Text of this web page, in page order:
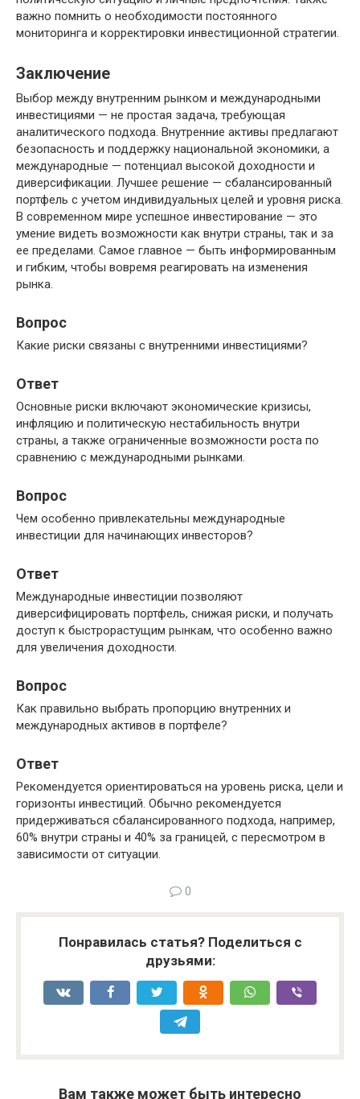
важно помнить о необходимости постоянного
мониторинга и корректировки инвестиционной стратегии.
Заключение
Выбор между внутренним рынком и международными
инвестициями — не простая задача, требующая
аналитического подхода. Внутренние активы предлагают
безопасность и поддержку национальной экономики, а
международные — потенциал высокой доходности и
диверсификации. Лучшее решение — сбалансированный
портфель с учетом индивидуальных целей и уровня риска.
В современном мире успешное инвестирование — это
умение видеть возможности как внутри страны, так и за
ее пределами. Самое главное — быть информированным
и гибким, чтобы вовремя реагировать на изменения
рынка.
Вопрос
Какие риски связаны с внутренними инвестициями?
Ответ
Основные риски включают экономические кризисы,
инфляцию и политическую нестабильность внутри
страны, а также ограниченные возможности роста по
сравнению с международными рынками.
Вопрос
Чем особенно привлекательны международные
инвестиции для начинающих инвесторов?
Ответ
Международные инвестиции позволяют
диверсифицировать портфель, снижая риски, и получать
доступ к быстрорастущим рынкам, что особенно важно
для увеличения доходности.
Вопрос
Как правильно выбрать пропорцию внутренних и
международных активов в портфеле?
Ответ
Рекомендуется ориентироваться на уровень риска, цели и
горизонты инвестиций. Обычно рекомендуется
придерживаться сбалансированного подхода, например,
60% внутри страны и 40% за границей, с пересмотром в
зависимости от ситуации.
0
Понравилась статья? Поделиться с
друзьями:
Вам также может быть интересно